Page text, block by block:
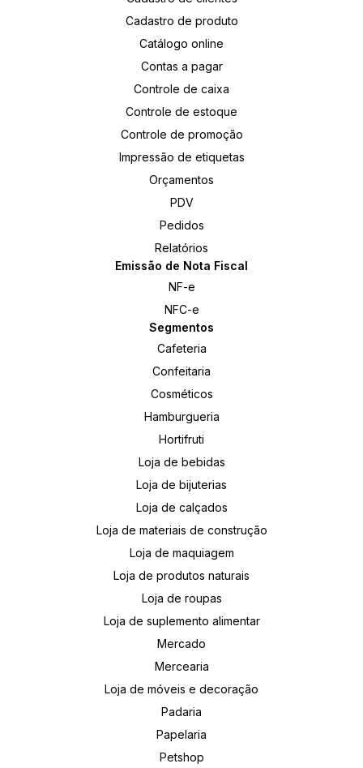
Cadastro de produto
Catálogo online
Contas a pagar
Controle de caixa
Controle de estoque
Controle de promoção
Impressão de etiquetas
Orçamentos
PDV
Pedidos
Relatórios
Emissão de Nota Fiscal
NF-e
NFC-e
Segmentos
Cafeteria
Confeitaria
Cosméticos
Hamburgueria
Hortifruti
Loja de bebidas
Loja de bijuterias
Loja de calçados
Loja de materiais de construção
Loja de maquiagem
Loja de produtos naturais
Loja de roupas
Loja de suplemento alimentar
Mercado
Mercearia
Loja de móveis e decoração
Padaria
Papelaria
Petshop